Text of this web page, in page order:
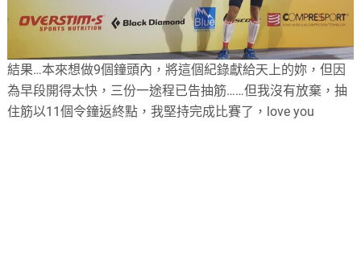
結果…本來想做9個鐘頭內，將這個紀錄獻給天上的妳，但因
為早段開得太快，三份一途程已告抽筋……但我沒有放棄，抽
住筋以11個令鐘返終點，我堅持完成比賽了，love you